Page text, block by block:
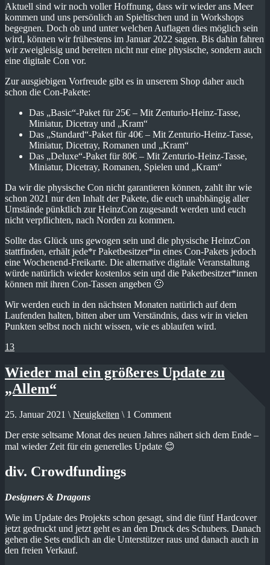
Aktuell sind wir noch voller Hoffnung, dass wir wieder ans Meer
kommen und uns persönlich an Spieltischen und in Workshops
begegnen. Doch ob und unter welchen Auflagen dies möglich sein
wird, können wir frühestens im Januar 2022 sagen. Bis dahin fahren
wir zweigleisig und bereiten nicht nur eine physische, sondern auch
eine digitale Con vor.
Zur ausgiebigen Vorfreude gibt es in unserem Shop daher auch
schon die Con-Pakete:
Das „Basic“-Paket für 25€ – Mit Zenturio-Heinz-Tasse,
Miniatur, Dicetray und „Kram“
Das „Standard“-Paket für 40€ – Mit Zenturio-Heinz-Tasse,
Miniatur, Dicetray, Romanen und „Kram“
Das „Deluxe“-Paket für 80€ – Mit Zenturio-Heinz-Tasse,
Miniatur, Dicetray, Romanen, Spielen und „Kram“
Da wir die physische Con nicht garantieren können, zahlt ihr wie
schon 2021 nur den Inhalt der Pakete, die euch unabhängig aller
Umstände pünktlich zur HeinzCon zugesandt werden und euch
nicht verpflichten, nach Norden zu kommen.
Sollte das Glück uns gewogen sein und die physische HeinzCon
stattfinden, erhält jede*r Paketbesitzer*in eines Con-Pakets jedoch
eine Wochenend-Freikarte. Die alternative digitale Veranstaltung
würde natürlich wieder kostenlos sein und die Paketbesitzer*innen
können mit ihren Con-Tassen angeben 🙂
Wir werden euch in den nächsten Monaten natürlich auf dem
Laufenden halten, bitten aber um Verständnis, dass wir in vielen
Punkten selbst noch nicht wissen, wie es ablaufen wird.
13
Wieder mal ein größeres Update zu
„Allem“
25. Januar 2021 \ Neuigkeiten \ 1 Comment
Der erste seltsame Monat des neuen Jahres nähert sich dem Ende –
mal wieder Zeit für ein generelles Update 😊
div. Crowdfundings
Designers & Dragons
Wie im Update des Projekts schon gesagt, sind die fünf Hardcover
jetzt gedruckt und jetzt geht es an den Druck des Schubers. Danach
gehen die Sets endlich an die Unterstützer raus und danach auch in
den freien Verkauf.